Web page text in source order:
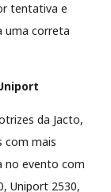
tentativa e
uma correta
da Jacto,
com mais
no evento com
Uniport 2530,